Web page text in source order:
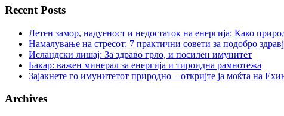
Recent Posts
Летен замор, надуеност и недостаток на енергија: Како
Намалување на стресот: 7 практични совети за подобро
Исландски лишај: За здраво грло, и посилен имунитет
Бакар: важен минерал за енергија и тироидна рамнотежа
Зајакнете го имунитетот природно – откријте ја моќта на
Archives